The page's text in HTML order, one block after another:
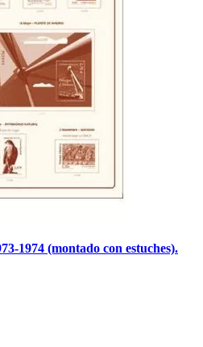
1974 (montado con estuches).